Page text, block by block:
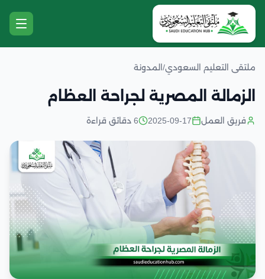
ملتقى التعليم السعودي/ المدونة
الزمالة المصرية لجراحة العظام
فريق العمل 2025-09-17 6 دقائق قراءة